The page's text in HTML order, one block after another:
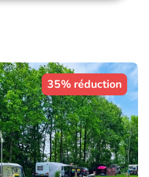
35% réduction